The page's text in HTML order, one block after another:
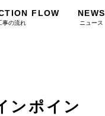
FLOW
事の流れ
NEWS
ニュース
ンポイン